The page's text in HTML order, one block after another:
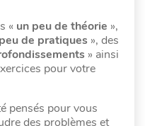
« un peu de théorie »,
de pratiques », des
» ainsi
pour votre
pensés pour vous
des problèmes et